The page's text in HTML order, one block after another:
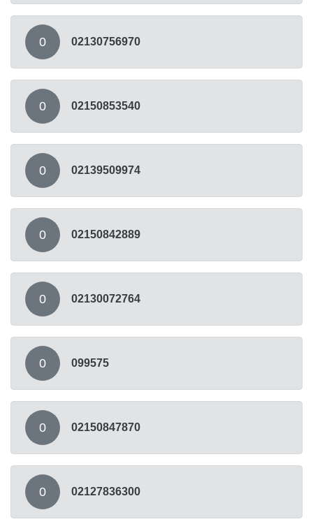
0 02130756970
0 02150853540
0 02139509974
0 02150842889
0 02130072764
0 099575
0 02150847870
0 02127836300